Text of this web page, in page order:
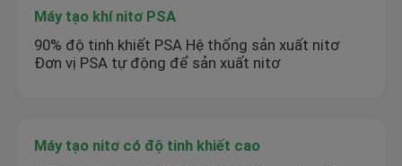
Máy tạo khí nitơ PSA
90% độ tinh khiết PSA Hệ thống sản xuất nitơ
Đơn vị PSA tự động để sản xuất nitơ
Máy tạo nitơ có độ tinh khiết cao